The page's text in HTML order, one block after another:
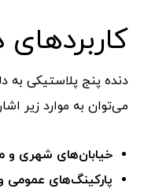
کاربردهای
دنده پنج پلاستیکی به
می‌توان به موارد زیر
خیابان‌های شهری و
پارکینگ‌های عمومی